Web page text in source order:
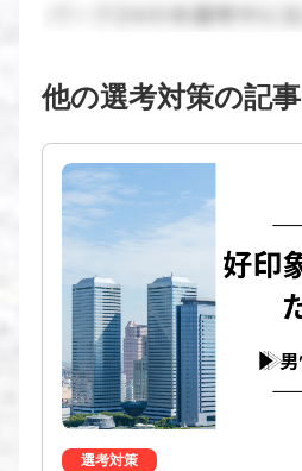
他の選考対策の記事
選考対策